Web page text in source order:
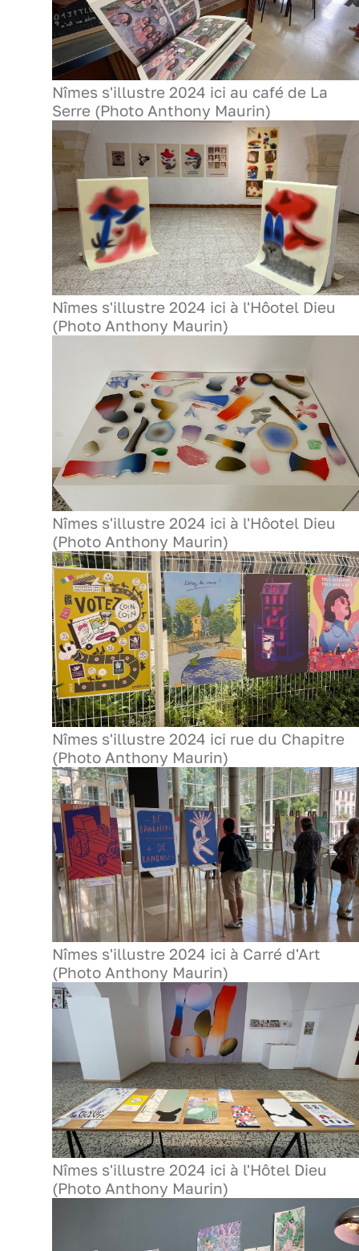
Nîmes s'illustre 2024 ici au café de La
Serre (Photo Anthony Maurin)
Nîmes s'illustre 2024 ici à l'Hôotel Dieu
(Photo Anthony Maurin)
Nîmes s'illustre 2024 ici à l'Hôotel Dieu
(Photo Anthony Maurin)
Nîmes s'illustre 2024 ici rue du Chapitre
(Photo Anthony Maurin)
Nîmes s'illustre 2024 ici à Carré d'Art
(Photo Anthony Maurin)
Nîmes s'illustre 2024 ici à l'Hôtel Dieu
(Photo Anthony Maurin)